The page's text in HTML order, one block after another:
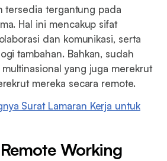
tersedia tergantung pada
Hal ini mencakup sifat
dan komunikasi, serta
tambahan. Bahkan, sudah
yang juga merekrut
mereka secara remote.
Surat Lamaran Kerja untuk
Working